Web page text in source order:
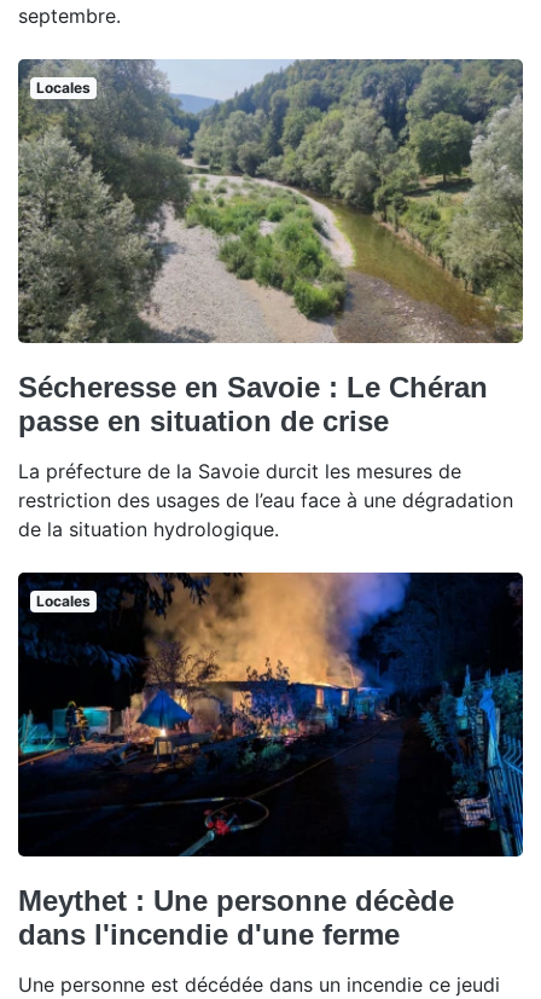
septembre.
Locales
Sécheresse en Savoie : Le Chéran
passe en situation de crise
La préfecture de la Savoie durcit les mesures de
restriction des usages de l’eau face à une dégradation
de la situation hydrologique.
Locales
Meythet : Une personne décède
dans l'incendie d'une ferme
Une personne est décédée dans un incendie ce jeudi